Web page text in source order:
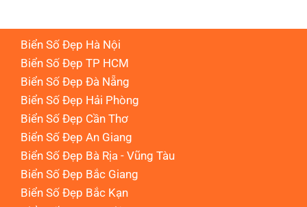
Biển Số Đẹp Hà Nội
Biển Số Đẹp TP HCM
Biển Số Đẹp Đà Nẵng
Biển Số Đẹp Hải Phòng
Biển Số Đẹp Cần Thơ
Biển Số Đẹp An Giang
Biển Số Đẹp Bà Rịa - Vũng Tàu
Biển Số Đẹp Bắc Giang
Biển Số Đẹp Bắc Kạn